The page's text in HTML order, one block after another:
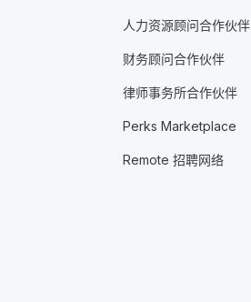
人力资源顾问合作伙伴
财务顾问合作伙伴
律师事务所合作伙伴
Perks Marketplace
Remote 招聘网络